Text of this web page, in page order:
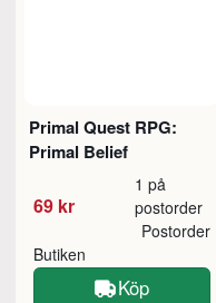
Primal Quest RPG:
Primal Belief
69 kr
1 på
postorder
Butiken
Postorder
Köp